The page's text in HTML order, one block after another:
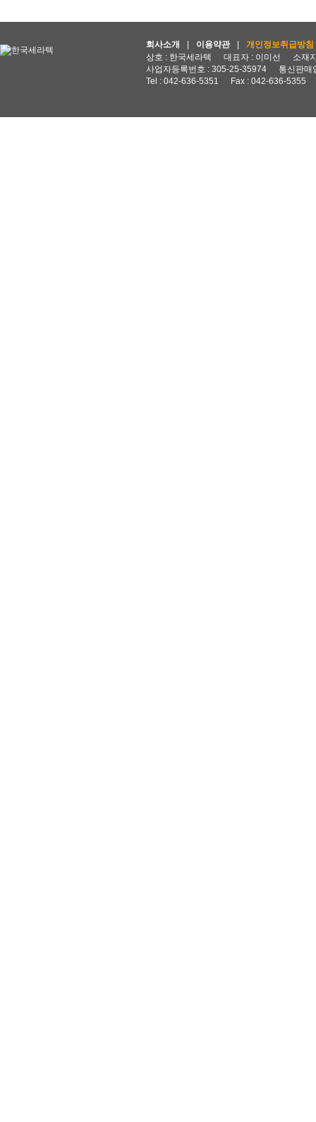
회사소개 이용약관
개인정보취급방침
상호 : 한국세라텍
대표자 : 이미선
소재
사업자등록번호 : 305-25-35974
통신판매
Tel : 042-636-5351
Fax : 042-636-5355